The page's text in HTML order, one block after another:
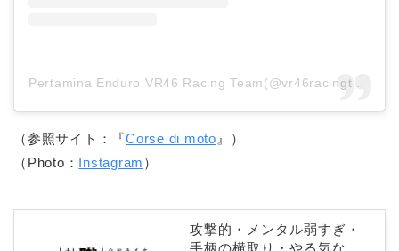
（参照サイト：『Corse di moto 』）
（Photo： Instagram ）
攻撃的・メンタル弱すぎ・
手柄の横取り・やる気な